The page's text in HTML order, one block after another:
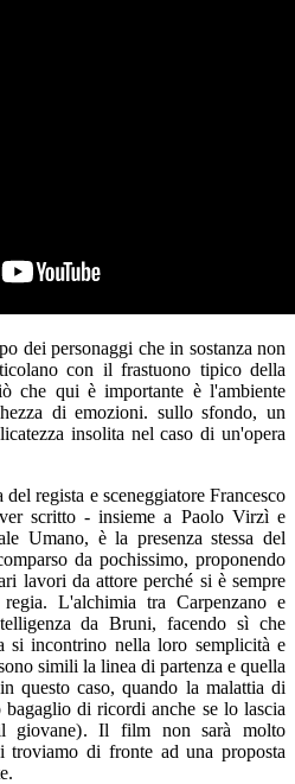
dei personaggi che in sostanza non
con il frastuono tipico della
che qui è importante è l'ambiente
di emozioni. sullo sfondo, un
insolita nel caso di un'opera
regista e sceneggiatore Francesco
scritto - insieme a Paolo Virzì e
Umano, è la presenza stessa del
da pochissimo, proponendo
lavori da attore perché si è sempre
regia. L'alchimia tra Carpenzano e
da Bruni, facendo sì che
si incontrino nella loro semplicità e
simili la linea di partenza e quella
questo caso, quando la malattia di
di ricordi anche se lo lascia
giovane). Il film non sarà molto
troviamo di fronte ad una proposta